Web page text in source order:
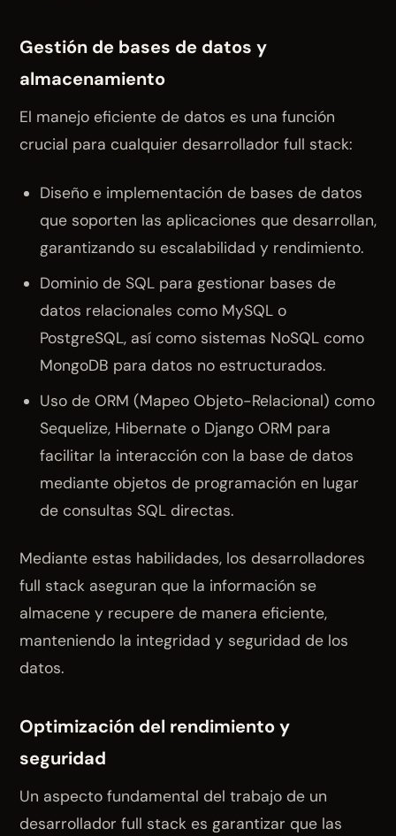
Gestión de bases de datos y
almacenamiento
El manejo eficiente de datos es una función
crucial para cualquier desarrollador full stack:
Diseño e implementación de bases de datos
que soporten las aplicaciones que desarrollan,
garantizando su escalabilidad y rendimiento.
Dominio de SQL para gestionar bases de
datos relacionales como MySQL o
PostgreSQL, así como sistemas NoSQL como
MongoDB para datos no estructurados.
Uso de ORM (Mapeo Objeto-Relacional) como
Sequelize, Hibernate o Django ORM para
facilitar la interacción con la base de datos
mediante objetos de programación en lugar
de consultas SQL directas.
Mediante estas habilidades, los desarrolladores
full stack aseguran que la información se
almacene y recupere de manera eficiente,
manteniendo la integridad y seguridad de los
datos.
Optimización del rendimiento y
seguridad
Un aspecto fundamental del trabajo de un
desarrollador full stack es garantizar que las